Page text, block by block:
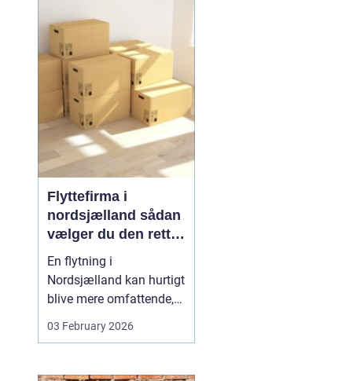
installatører en central
rolle i hverdagen, selv
om vi sjældent tænker
over det. Gennemgang
af varmea...
Flyttefirma i
nordsjælland sådan
vælger du den rette
partner til din
flytning
En flytning i
Nordsjælland kan hurtigt
blive mere omfattende,
end man først tror. Der er
nøgler, flyttekasser,
parkering, møbler der
03 February 2026